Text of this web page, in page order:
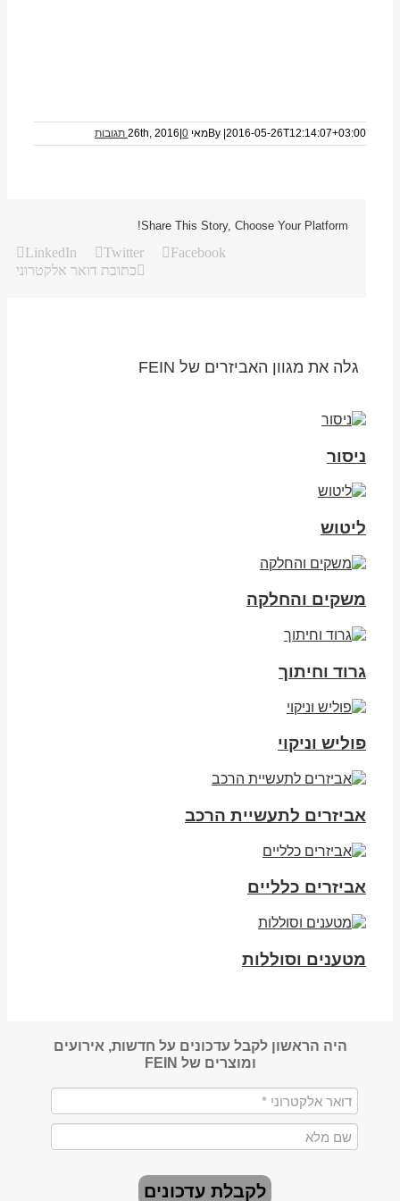
By 2016-05-26T12:14:07+03:00 מאי 26th, 2016 0 תגובות
Share This Story, Choose Your Platform!
Facebook
Twitter
LinkedIn
כתובת דואר אלקטרוני
גלה את מגוון האביזרים של FEIN
ניסור
ליטוש
משקים והחלקה
גרוד וחיתוך
פוליש וניקוי
אביזרים לתעשיית הרכב
אביזרים כלליים
מטענים וסוללות
היה הראשון לקבל עדכונים על חדשות, אירועים
ומוצרים של FEIN
לקבלת עדכונים